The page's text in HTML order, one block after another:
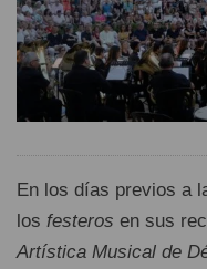
En los días previos a
los festeros en sus
Artística Musical de